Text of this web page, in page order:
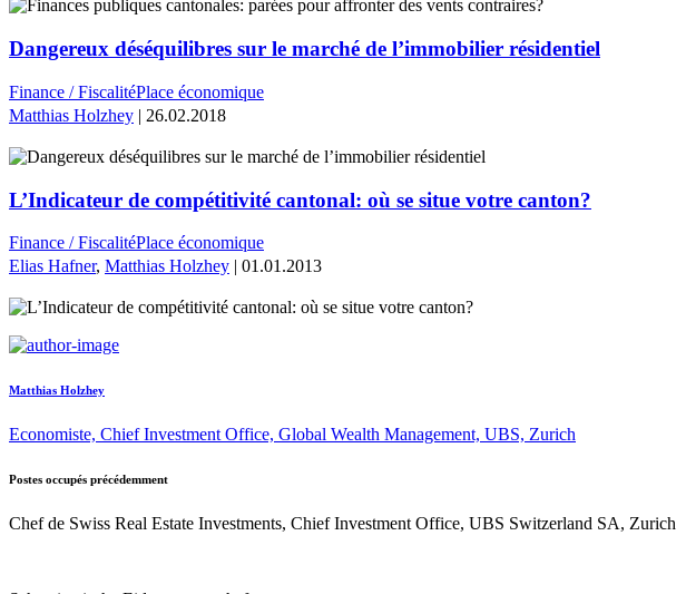
Dangereux déséquilibres sur le marché de l’immobilier résidentiel
Finance / FiscalitéPlace économique
Matthias Holzhey | 26.02.2018
L’Indicateur de compétitivité cantonal: où se situe votre canton?
Finance / FiscalitéPlace économique
Elias Hafner, Matthias Holzhey | 01.01.2013
Matthias Holzhey
Economiste, Chief Investment Office, Global Wealth Management, UBS, Zurich
Postes occupés précédemment
Chef de Swiss Real Estate Investments, Chief Investment Office, UBS Switzerland SA, Zurich